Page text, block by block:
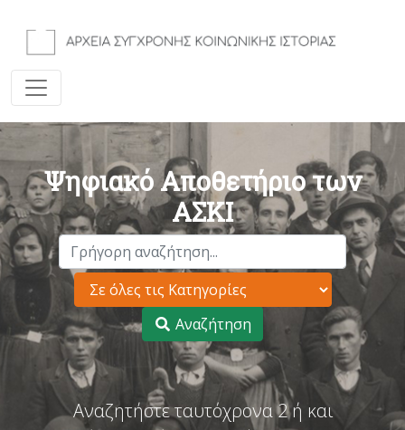
Ψηφιακό Αποθετήριο των
ΑΣΚΙ
Αναζήτηση
Αναζητήστε ταυτόχρονα 2 ή και